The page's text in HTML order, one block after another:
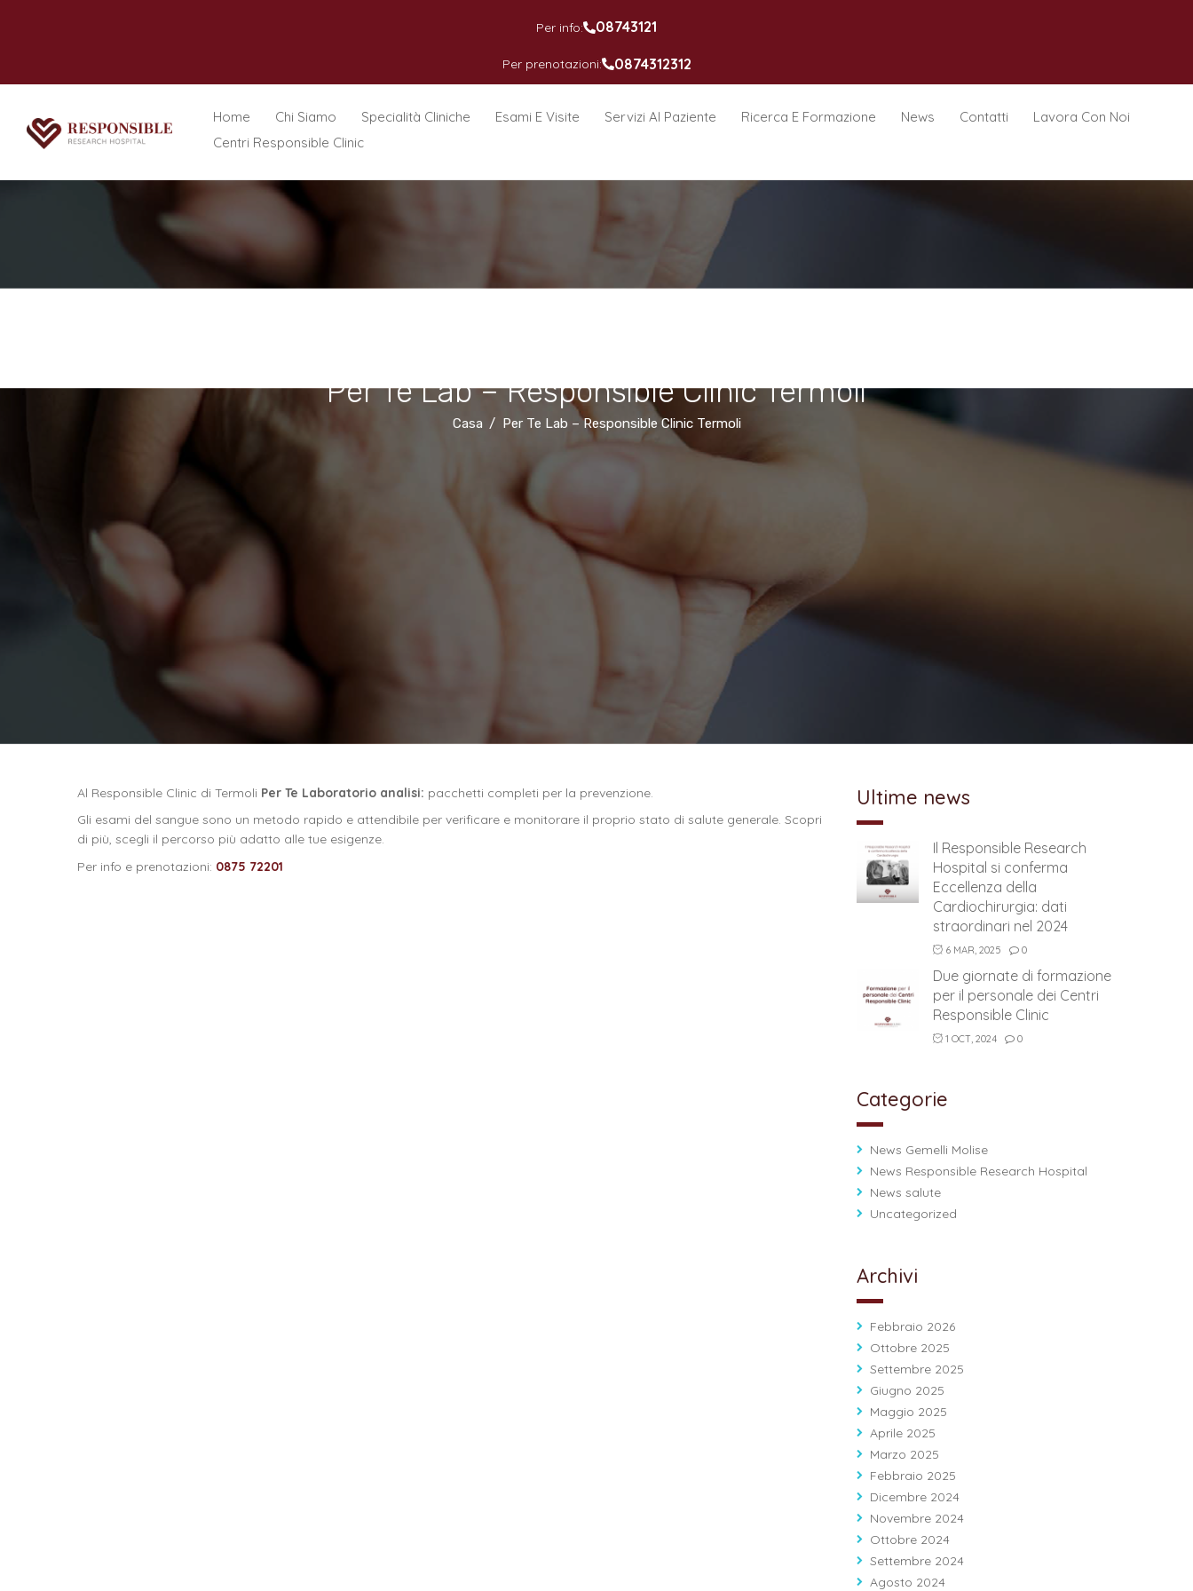
Per info: 08743121
Per prenotazioni: 0874312312
Home Chi Siamo Specialità Cliniche Esami E Visite Servizi Al Paziente Ricerca E Formazione News Contatti
Lavora Con Noi
Centri Responsible Clinic
Per Te Lab – Responsible Clinic Termoli
Casa Per Te Lab – Responsible Clinic Termoli
Al Responsible Clinic di Termoli Per Te Laboratorio analisi: pacchetti completi per la prevenzione.
Gli esami del sangue sono un metodo rapido e attendibile per verificare e monitorare il proprio stato di salute generale. Scopri
di più, scegli il percorso più adatto alle tue esigenze.
Per info e prenotazioni: 0875 72201
Ultime news
Il Responsible Research
Hospital si conferma
Eccellenza della
Cardiochirurgia: dati
straordinari nel 2024
6 MAR, 2025 0
Due giornate di formazione
per il personale dei Centri
Responsible Clinic
1 OCT, 2024 0
Categorie
News Gemelli Molise
News Responsible Research Hospital
News salute
Uncategorized
Archivi
Febbraio 2026
Ottobre 2025
Settembre 2025
Giugno 2025
Maggio 2025
Aprile 2025
Marzo 2025
Febbraio 2025
Dicembre 2024
Novembre 2024
Ottobre 2024
Settembre 2024
Agosto 2024